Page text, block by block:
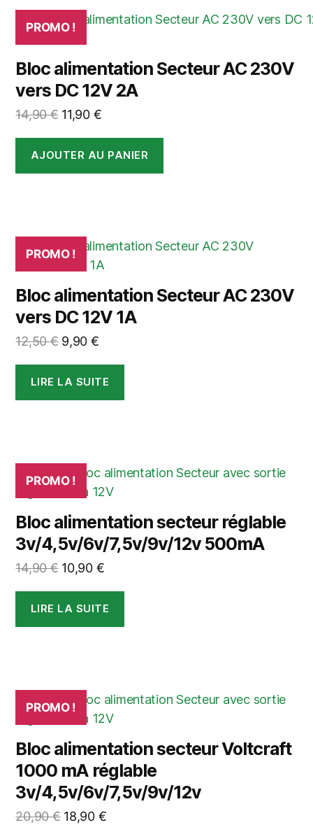
PROMO !
Bloc alimentation Secteur AC 230V
vers DC 12V 2A
14,90€ Le
initial
était :
11,90 €Le
actuel
est :
AJOUTER AU PANIER
PROMO !
Bloc alimentation Secteur AC 230V
vers DC 12V 1A
12,50€ Le
initial
était :
9,90 €Le
actuel
est :
LIRE LA SUITE
PROMO !
Bloc alimentation secteur réglable
3v/4,5v/6v/7,5v/9v/12v 500mA
14,90€ Le
initial
était :
10,90 €Le
actuel
est :
LIRE LA SUITE
PROMO !
Bloc alimentation secteur Voltcraft
1000 mA réglable
3v/4,5v/6v/7,5v/9v/12v
20,90€ Le
18,90 €Le